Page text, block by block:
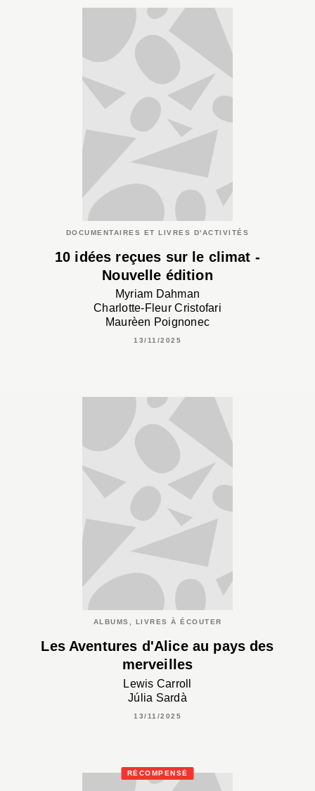
DOCUMENTAIRES ET LIVRES D'ACTIVITÉS
10 idées reçues sur le climat -
Nouvelle édition
Myriam Dahman
Charlotte-Fleur Cristofari
Maurèen Poignonec
13/11/2025
ALBUMS, LIVRES À ÉCOUTER
Les Aventures d'Alice au pays des
merveilles
Lewis Carroll
Júlia Sardà
13/11/2025
RÉCOMPENSÉ